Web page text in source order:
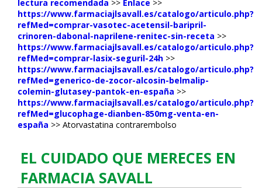
lectura recomendada >> Enlace >>
https://www.farmaciajlsavall.es/catalogo/articulo.php?
refMed=comprar-vasotec-acetensil-baripril-
crinoren-dabonal-naprilene-renitec-sin-receta >>
https://www.farmaciajlsavall.es/catalogo/articulo.php?
refMed=comprar-lasix-seguril-24h >>
https://www.farmaciajlsavall.es/catalogo/articulo.php?
refMed=generico-de-zocor-alcosin-belmalip-
colemin-glutasey-pantok-en-españa >>
https://www.farmaciajlsavall.es/catalogo/articulo.php?
refMed=glucophage-dianben-850mg-venta-en-
españa >> Atorvastatina contrarembolso
EL CUIDADO QUE MERECES EN
FARMACIA SAVALL